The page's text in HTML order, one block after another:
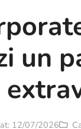
un
12/07/2026